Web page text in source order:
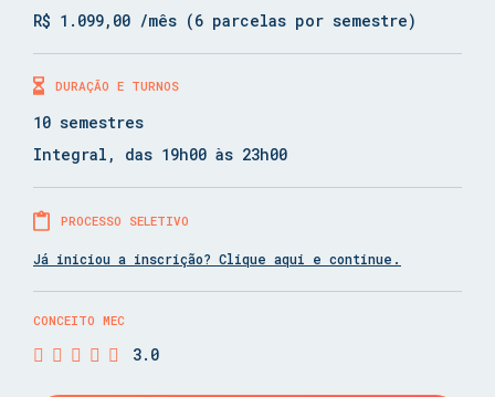
R$ 1.099,00 /mês (6 parcelas por semestre)
DURAÇÃO E TURNOS
10 semestres
Integral, das 19h00 às 23h00
PROCESSO SELETIVO
Já iniciou a inscrição? Clique aqui e continue.
CONCEITO MEC
3.0